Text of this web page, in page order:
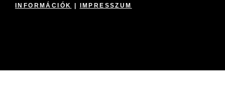
INFORMÁCIÓK
IMPRESSZUM